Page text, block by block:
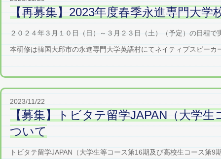
【再募集】2023年度春季永進専門大
２０２４年３月１０日（日）～３月２３日（土）（予定）の日程
本研修は韓国大邱市の永進専門大学英語村にてネイティブスピー
2023/11/22
【募集】トビタテ留学JAPAN（大学
ついて
トビタテ留学JAPAN（大学生等コース第16期及び高校生コース第